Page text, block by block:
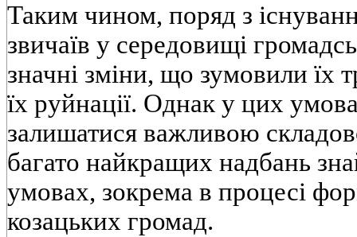
Таким чином, поряд з
звичаїв у середовищі
значні зміни, що зумовили їх
їх руйнації. Однак у цих
залишатися важливою
багато найкращих надбань
умовах, зокрема в процесі
козацьких громад.